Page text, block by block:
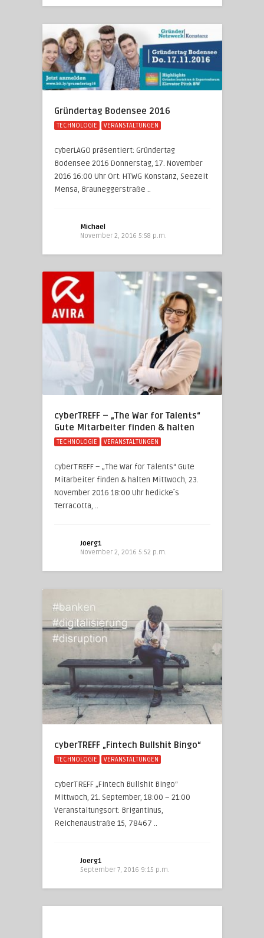
Gründertag Bodensee 2016
TECHNOLOGIE VERANSTALTUNGEN
cyberLAGO präsentiert: Gründertag
Bodensee 2016 Donnerstag, 17. November
2016 16:00 Uhr Ort: HTWG Konstanz, Seezeit
Mensa, Brauneggerstraße ..
Michael
November 2, 2016 5:58 p.m.
cyberTREFF – „The War for Talents“
Gute Mitarbeiter finden & halten
TECHNOLOGIE VERANSTALTUNGEN
cyberTREFF – „The War for Talents“ Gute
Mitarbeiter finden & halten Mittwoch, 23.
November 2016 18:00 Uhr hedicke´s
Terracotta, ..
Joerg1
November 2, 2016 5:52 p.m.
cyberTREFF „Fintech Bullshit Bingo“
TECHNOLOGIE VERANSTALTUNGEN
cyberTREFF „Fintech Bullshit Bingo“
Mittwoch, 21. September, 18:00 – 21:00
Veranstaltungsort: Brigantinus,
Reichenaustraße 15, 78467 ..
Joerg1
September 7, 2016 9:15 p.m.